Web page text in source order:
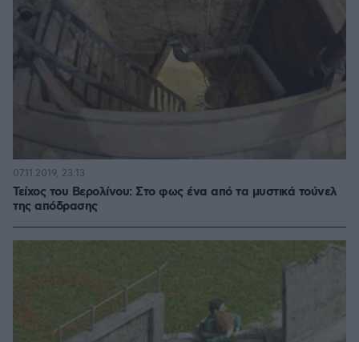
Τείχος του Βερολίνου: Στο φως ένα από τα μυστικά τούνελ
της απόδρασης
07.11.2019, 23:13